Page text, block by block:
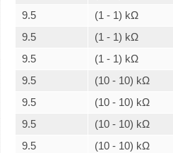
9.5
(1 - 1) kΩ
9.5
(1 - 1) kΩ
9.5
(1 - 1) kΩ
9.5
(10 - 10) kΩ
9.5
(10 - 10) kΩ
9.5
(10 - 10) kΩ
9.5
(10 - 10) kΩ